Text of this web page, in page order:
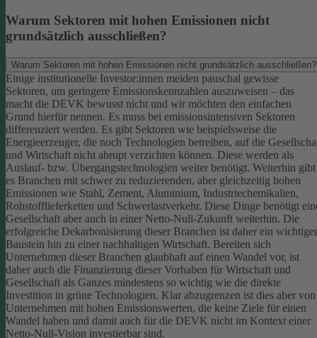
Warum Sektoren mit hohen Emissionen nicht
grundsätzlich ausschließen?
Warum Sektoren mit hohen Emissionen nicht grundsätzlich ausschließen?
Einige institutionelle Investor:innen meiden pauschal gewisse
Sektoren, um geringere Emissionskennzahlen auszuweisen – das
macht die DEVK bewusst nicht und wir möchten den einfachen
Grund hierfür nennen. Es muss bei emissionsintensiven Sektoren
differenziert werden. Es gibt Sektoren wie beispielsweise die
Energieerzeuger, die noch Technologien betreiben, auf die
und Wirtschaft nicht abrupt verzichten können. Diese werden als
Auslauf- bzw. Übergangstechnologien weiter benötigt. Weiterhin gibt
es Branchen mit schwer zu reduzierenden, aber gleichzeitig hohen
Emissionen wie Stahl, Zement, Aluminium, Industriechemikalien,
Rohstofflieferketten und Schwerlastverkehr. Diese Dinge benötigt
Gesellschaft aber auch in einer Netto-Null-Zukunft weiterhin. Die
erfolgreiche Dekarbonisierung dieser Branchen ist daher ein wichtiger
Baustein hin zu einer nachhaltigen Wirtschaft. Bereiten sich
Unternehmen dieser Branchen glaubhaft auf einen Wandel vor, ist
daher auch die Finanzierung dieser Vorhaben für Wirtschaft und
Gesellschaft als Ganzes mindestens so wichtig wie die direkte
Investition in grüne Technologien. Klar abzugrenzen ist dies aber von
Unternehmen mit hohen Emissionswerten, die keine Ziele für einen
Wandel haben und damit auch für die DEVK nicht im Kontext einer
Netto-Null-Vision investierbar sind.